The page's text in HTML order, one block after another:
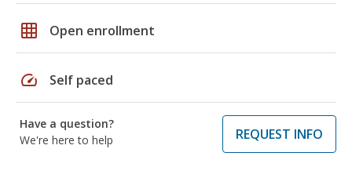
grid_on Open enrollment
speed Self paced
Have a question?
We're here to help
REQUEST INFO